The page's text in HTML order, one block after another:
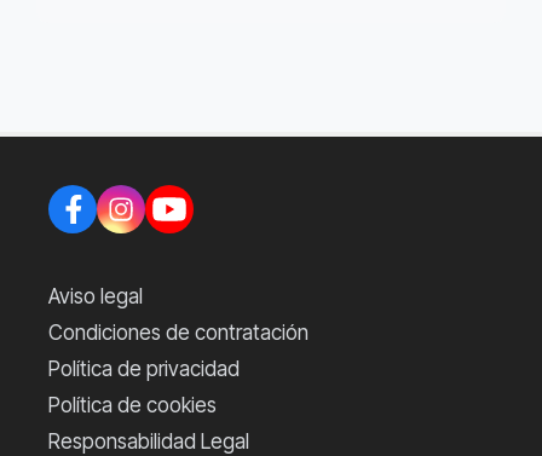
Aviso legal
Condiciones de contratación
Política de privacidad
Política de cookies
Responsabilidad Legal